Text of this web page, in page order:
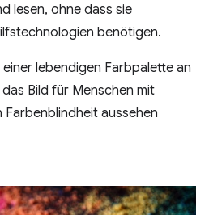
lesen, ohne dass sie
benötigen.
einer lebendigen Farbpalette an
Bild für Menschen mit
aussehen